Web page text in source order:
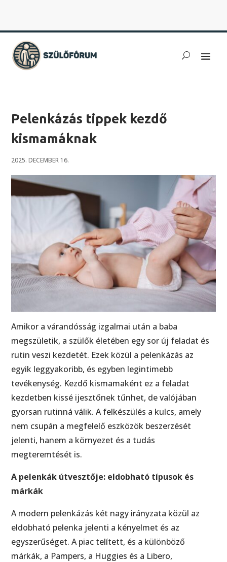
Pelenkázás tippek kezdő
kismamáknak
2025. DECEMBER 16.
Amikor a várandósság izgalmai után a baba
megszületik, a szülők életében egy sor új feladat és
rutin veszi kezdetét. Ezek közül a pelenkázás az
egyik leggyakoribb, és egyben legintimebb
tevékenység. Kezdő kismamaként ez a feladat
kezdetben kissé ijesztőnek tűnhet, de valójában
gyorsan rutinná válik. A felkészülés a kulcs, amely
nem csupán a megfelelő eszközök beszerzését
jelenti, hanem a környezet és a tudás
megteremtését is.
A pelenkák útvesztője: eldobható típusok és
márkák
A modern pelenkázás két nagy irányzata közül az
eldobható pelenka jelenti a kényelmet és az
egyszerűséget. A piac telített, és a különböző
márkák, a Pampers, a Huggies és a Libero,